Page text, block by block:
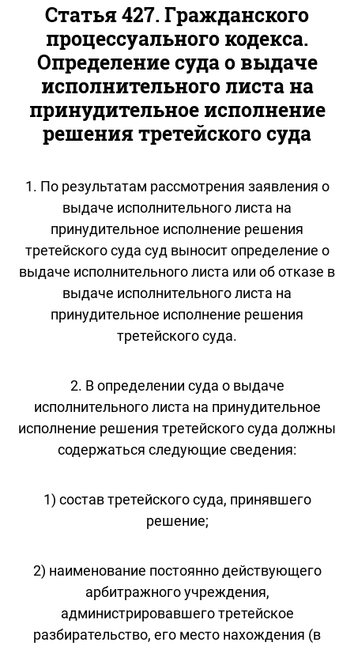
Статья 427. Гражданского
процессуального кодекса.
Определение суда о выдаче
исполнительного листа на
принудительное исполнение
решения третейского суда
1. По результатам рассмотрения заявления о
выдаче исполнительного листа на
принудительное исполнение решения
третейского суда суд выносит определение о
выдаче исполнительного листа или об отказе в
выдаче исполнительного листа на
принудительное исполнение решения
третейского суда.
2. В определении суда о выдаче
исполнительного листа на принудительное
исполнение решения третейского суда должны
содержаться следующие сведения:
1) состав третейского суда, принявшего
решение;
2) наименование постоянно действующего
арбитражного учреждения,
администрировавшего третейское
разбирательство, его место нахождения (в